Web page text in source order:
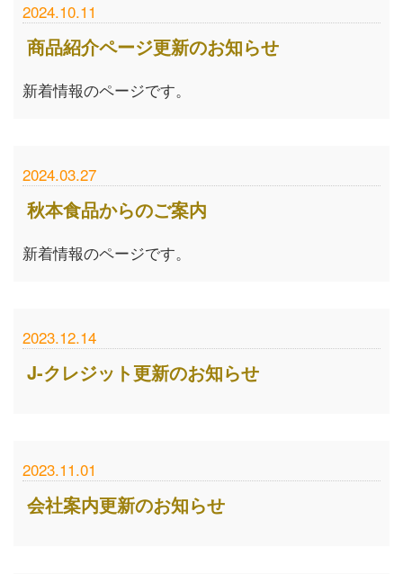
2024.10.11
商品紹介ページ更新のお知らせ
新着情報のページです。
2024.03.27
秋本食品からのご案内
新着情報のページです。
2023.12.14
J-クレジット更新のお知らせ
2023.11.01
会社案内更新のお知らせ